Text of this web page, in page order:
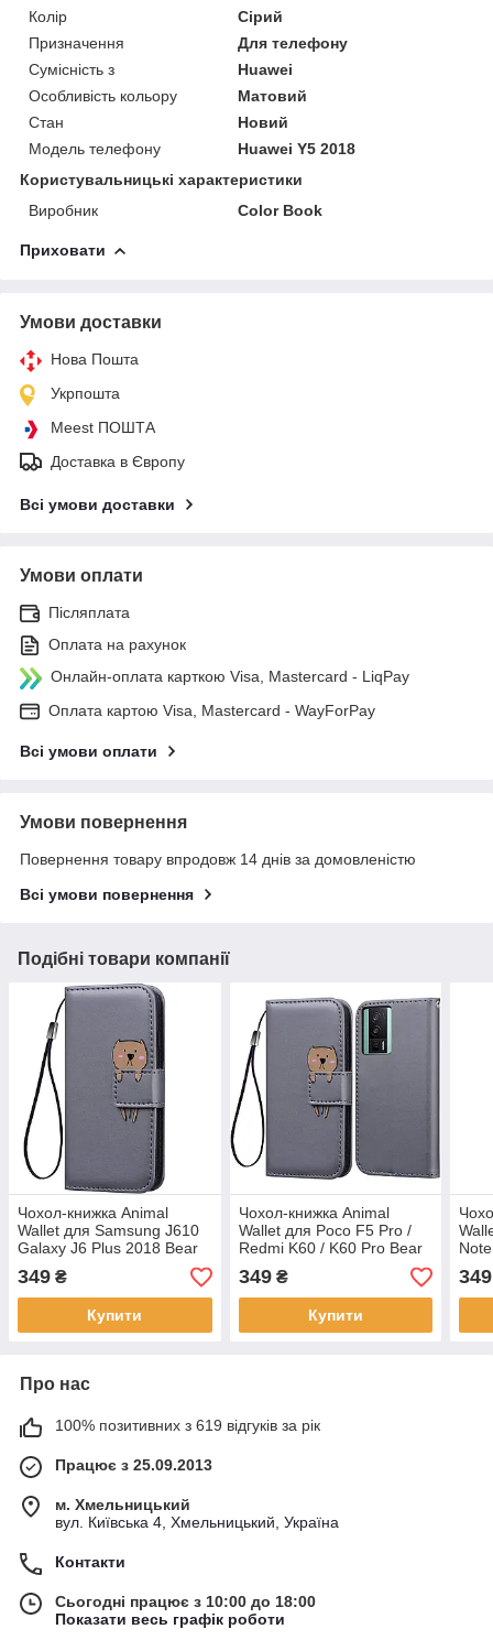
Колір
Сірий
Призначення
Для телефону
Сумісність з
Huawei
Особливість кольору
Матовий
Стан
Новий
Модель телефону
Huawei Y5 2018
Користувальницькі характеристики
Виробник
Color Book
Приховати
Умови доставки
Нова Пошта
Укрпошта
Meest ПОШТА
Доставка в Європу
Всі умови доставки
Умови оплати
Післяплата
Оплата на рахунок
Онлайн-оплата карткою Visa, Mastercard - LiqPay
Оплата картою Visa, Mastercard - WayForPay
Всі умови оплати
Умови повернення
Повернення товару впродовж 14 днів за домовленістю
Всі умови повернення
Подібні товари компанії
Чохол-книжка Animal
Wallet для Samsung J610
Galaxy J6 Plus 2018 Bear
349 ₴
Купити
Чохол-книжка Animal
Wallet для Poco F5 Pro /
Redmi K60 / K60 Pro Bear
349₴
Купити
349
Про нас
100% позитивних з 619 відгуків за рік
Працює з 25.09.2013
м. Хмельницький
вул. Київська 4, Хмельницький, Україна
Контакти
Сьогодні працює з 10:00 до 18:00
Показати весь графік роботи